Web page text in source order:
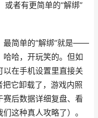
者有更简单的“解绑”
最简单的“解绑”就是——
哈哈，开玩笑的。但如
以在手机设置里直接关
它卸载了，游戏内照
后数据详细复盘、看
这种真人攻略了）。